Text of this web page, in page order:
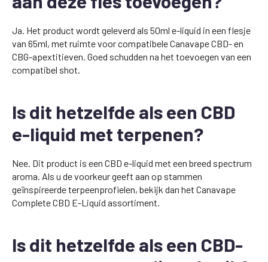
Ja. Het product wordt geleverd als 50ml e-liquid in een flesje
van 65ml, met ruimte voor compatibele Canavape CBD- en
CBG-apextitieven. Goed schudden na het toevoegen van een
compatibel shot.
Is dit hetzelfde als een CBD
e-liquid met terpenen?
Nee. Dit product is een CBD e-liquid met een breed spectrum
aroma. Als u de voorkeur geeft aan op stammen
geïnspireerde terpeenprofielen, bekijk dan het Canavape
Complete CBD E-Liquid assortiment.
Is dit hetzelfde als een CBD-